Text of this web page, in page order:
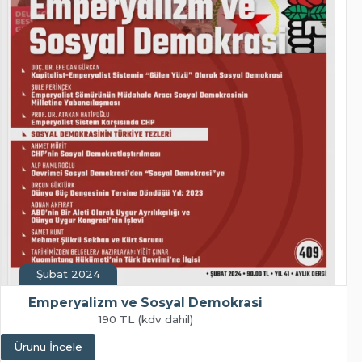
Şubat 2024
Emperyalizm ve Sosyal Demokrasi
190 TL (kdv dahil)
Ürünü İncele